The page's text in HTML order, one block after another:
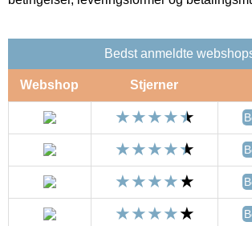
Bedst anmeldte
Webshop Stjerner